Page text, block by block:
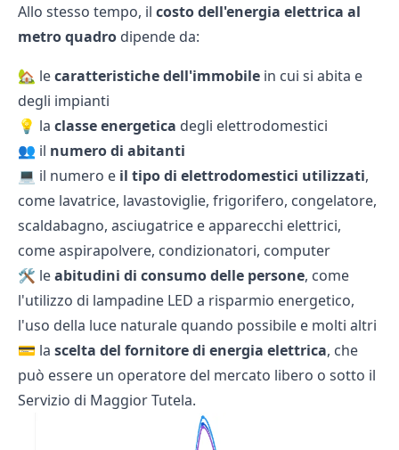
Allo stesso tempo, il costo dell'energia elettrica al
metro quadro dipende da:
🏡 lecaratteristiche dell'immobile in cui si abita e
degli impianti
💡 la classe energetica degli elettrodomestici
👥 il numero di abitanti
💻 il numero e il tipo di elettrodomestici utilizzati,
come lavatrice, lavastoviglie, frigorifero, congelatore,
scaldabagno, asciugatrice e apparecchi elettrici,
come aspirapolvere, condizionatori, computer
🛠️ leabitudini di consumo delle persone, come
l'utilizzo di lampadine LED a risparmio energetico,
l'uso della luce naturale quando possibile e molti altri
💳 la scelta del fornitore di energia elettrica, che
può essere un operatore del mercato libero o sotto il
Servizio di Maggior Tutela.